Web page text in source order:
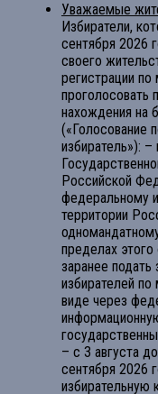
Уважаемые
Избиратели,
сентября 2026
своего
регистрации
проголосовать
нахождения на
(«Голосование
избиратель»):
Российской
федеральному
территории
пределах
заранее подать
избирателей
виде через
– с 3 августа
сентября 2026
избирательную